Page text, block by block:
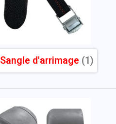
Sangle d'arrimage (1)